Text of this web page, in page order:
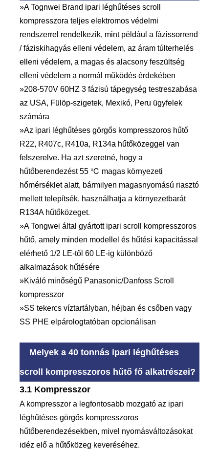
»A Tognwei Brand ipari léghűtéses scroll
kompresszora teljes elektromos védelmi
rendszerrel rendelkezik, mint például a fázissorrend
/ fáziskihagyás elleni védelem, az áram túlterhelés
elleni védelem, a magas és alacsony feszültség
elleni védelem a normál működés érdekében
»208-570V 60HZ 3 fázisú tápegység testreszabása
az USA, Fülöp-szigetek, Mexikó, Peru ügyfelek
számára
»Az ipari léghűtéses görgős kompresszoros hűtő
R22, R407c, R410a, R134a hűtőközeggel van
felszerelve. Ha azt szeretné, hogy a
hűtőberendezést 55 ℃ magas környezeti
hőmérséklet alatt, bármilyen magasnyomású riasztó
mellett telepítsék, használhatja a környezetbarát
R134A hűtőközeget.
»A Tongwei által gyártott ipari scroll kompresszoros
hűtő, amely minden modellel és hűtési kapacitással
elérhető 1/2 LE-től 60 LE-ig különböző
alkalmazások hűtésére
»Kiváló minőségű Panasonic/Danfoss Scroll
kompresszor
»SS tekercs víztartályban, héjban és csőben vagy
SS PHE elpárologtatóban opcionálisan
Melyek a 40 tonnás ipari léghűtéses
scroll kompresszoros hűtő fő alkatrészei?
3.1 Kompresszor
A kompresszor a legfontosabb mozgató az ipari
léghűtéses görgős kompresszoros
hűtőberendezésekben, mivel nyomásváltozásokat
idéz elő a hűtőközeg keveréséhez.